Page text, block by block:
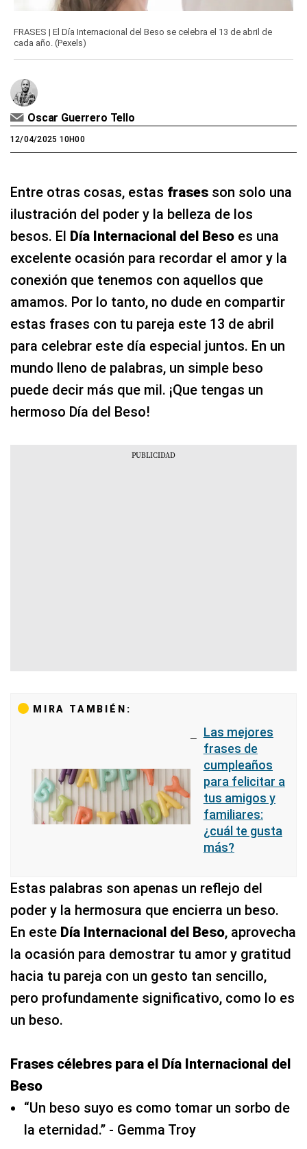
FRASES | El Día Internacional del Beso se celebra el 13 de abril de
cada año. (Pexels)
Oscar Guerrero Tello
12/04/2025 10H00
Entre otras cosas, estas frases son solo una
ilustración del poder y la belleza de los
besos. El Día Internacional del Beso es una
excelente ocasión para recordar el amor y la
conexión que tenemos con aquellos que
amamos. Por lo tanto, no dude en compartir
estas frases con tu pareja este 13 de abril
para celebrar este día especial juntos. En un
mundo lleno de palabras, un simple beso
puede decir más que mil. ¡Que tengas un
hermoso Día del Beso!
MIRA TAMBIÉN:
Las mejores
frases de
cumpleaños
para felicitar a
tus amigos y
familiares:
¿cuál te gusta
más?
Estas palabras son apenas un reflejo del
poder y la hermosura que encierra un beso.
En este Día Internacional del Beso, aprovecha
la ocasión para demostrar tu amor y gratitud
hacia tu pareja con un gesto tan sencillo,
pero profundamente significativo, como lo es
un beso.
Frases célebres para el Día Internacional del
Beso
“Un beso suyo es como tomar un sorbo de
la eternidad.” - Gemma Troy